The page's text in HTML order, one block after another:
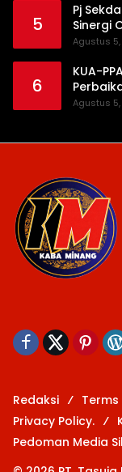
5
Pj
Sinergi
Daerah
Agustus
6
KUA-
Prioritas
Agustus
Redaksi
Privacy Policy.
Pedoman Media